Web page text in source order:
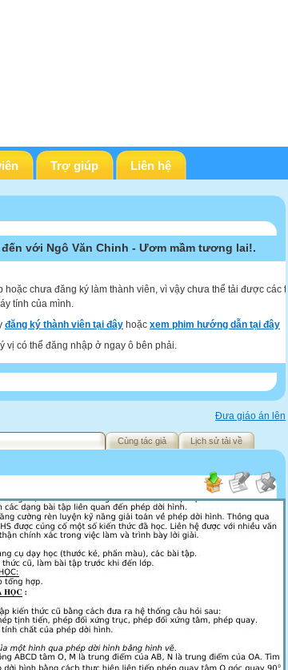
Trợ giúp Liên hệ
với Ngô Văn Chinh - Ươm mầm tương lai!.
hoặc chưa đăng ký làm thành viên, vì vậy chưa thể tải được các tư
tính của mình.
đăng ký thành viên tại đây hoặc xem phim hướng dẫn tại đây
vị có thể đăng nhập ở ngay ô bên phải.
Đưa giáo án lên
Cùng tác giả Lịch sử tải về